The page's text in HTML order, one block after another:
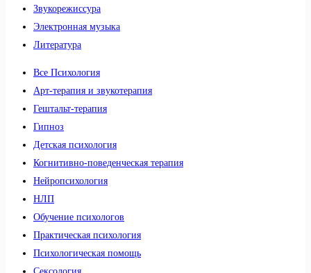
Звукорежиссура
Электронная музыка
Литература
Все Психология
Арт-терапия и звукотерапия
Гештальт-терапия
Гипноз
Детская психология
Когнитивно-поведенческая терапия
Нейропсихология
НЛП
Обучение психологов
Практическая психология
Психологическая помощь